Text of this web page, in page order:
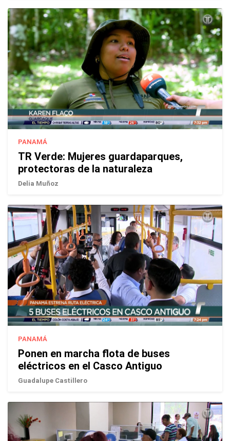
PANAMÁ
TR Verde: Mujeres guardaparques,
protectoras de la naturaleza
Delia Muñoz
PANAMÁ
Ponen en marcha flota de buses
eléctricos en el Casco Antiguo
Guadalupe Castillero